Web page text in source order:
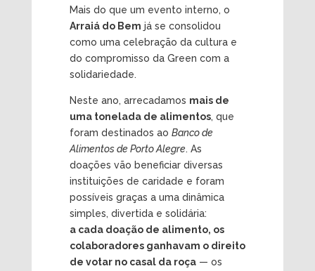
Mais do que um evento interno, o
Arraiá do Bem já se consolidou
como uma celebração da cultura e
do compromisso da Green com a
solidariedade.
Neste ano, arrecadamos mais de
uma tonelada de alimentos, que
foram destinados ao Banco de
Alimentos de Porto Alegre. As
doações vão beneficiar diversas
instituições de caridade e foram
possíveis graças a uma dinâmica
simples, divertida e solidária:
a cada doação de alimento, os
colaboradores ganhavam o direito
de votar no casal da roça— os